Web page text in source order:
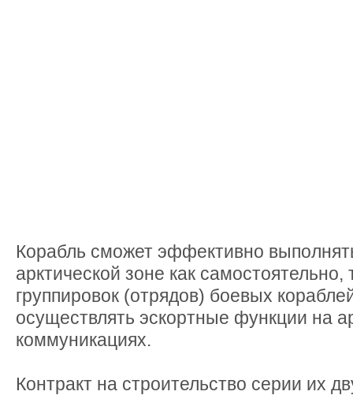
Корабль сможет эффективно
арктической зоне как самостоятельно,
группировок (отрядов) боевых
осуществлять эскортные функции на
коммуникациях.
Контракт на строительство серии их